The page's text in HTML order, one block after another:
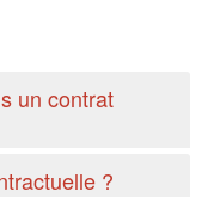
un contrat
?